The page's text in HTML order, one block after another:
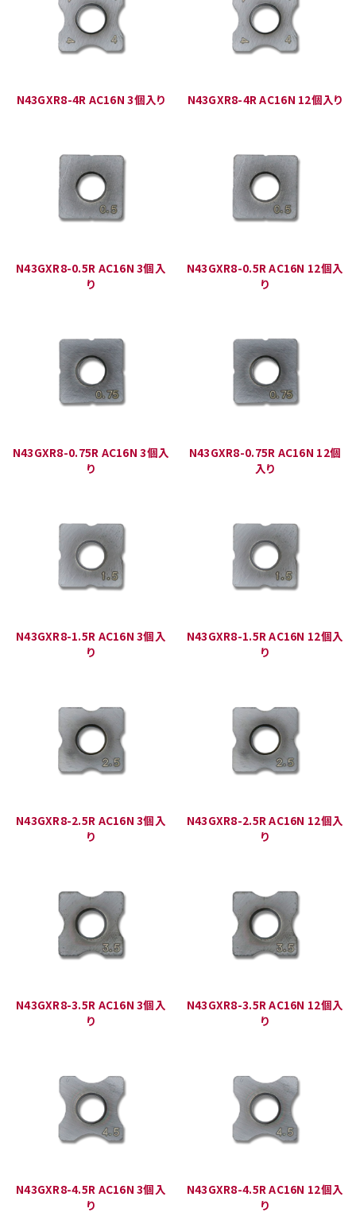
N43GXR8-4R AC16N 3個入り N43GXR8-4R AC16N 12個入り
N43GXR8-0.5R AC16N 3個入
り
N43GXR8-0.5R AC16N 12個入
り
N43GXR8-0.75R AC16N 3個入
り
N43GXR8-0.75R AC16N 12個
入り
N43GXR8-1.5R AC16N 3個入
り
N43GXR8-1.5R AC16N 12個入
り
N43GXR8-2.5R AC16N 3個入
り
N43GXR8-2.5R AC16N 12個入
り
N43GXR8-3.5R AC16N 3個入
り
N43GXR8-3.5R AC16N 12個入
り
N43GXR8-4.5R AC16N 3個入
り
N43GXR8-4.5R AC16N 12個入
り